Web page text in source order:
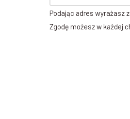
Podając adres wyrażasz
Zgodę możesz w każdej